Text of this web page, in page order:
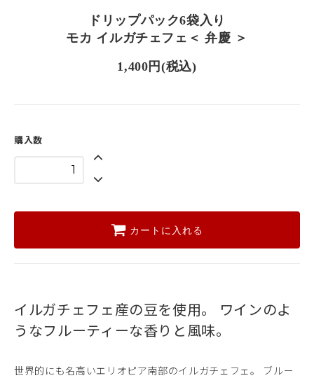
ドリップパック6袋入り
モカ イルガチェフェ＜ 弁慶 ＞
1,400円(税込)
購入数
カートに入れる
イルガチェフェ産の豆を使用。
ワインのよ
うなフルーティーな香りと風味。
世界的にも名高いエリオピア南部のイルガチェフェ。 ブルー